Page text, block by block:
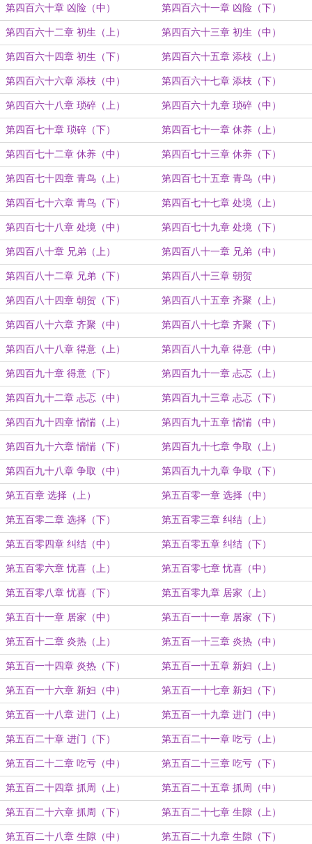
第四百六十章 凶险（中） 第四百六十一章 凶险（下）
第四百六十二章 初生（上） 第四百六十三章 初生（中）
第四百六十四章 初生（下） 第四百六十五章 添枝（上）
第四百六十六章 添枝（中） 第四百六十七章 添枝（下）
第四百六十八章 琐碎（上） 第四百六十九章 琐碎（中）
第四百七十章 琐碎（下） 第四百七十一章 休养（上）
第四百七十二章 休养（中） 第四百七十三章 休养（下）
第四百七十四章 青鸟（上） 第四百七十五章 青鸟（中）
第四百七十六章 青鸟（下） 第四百七十七章 处境（上）
第四百七十八章 处境（中） 第四百七十九章 处境（下）
第四百八十章 兄弟（上） 第四百八十一章 兄弟（中）
第四百八十二章 兄弟（下） 第四百八十三章 朝贺
第四百八十四章 朝贺（下） 第四百八十五章 齐聚（上）
第四百八十六章 齐聚（中） 第四百八十七章 齐聚（下）
第四百八十八章 得意（上） 第四百八十九章 得意（中）
第四百九十章 得意（下） 第四百九十一章 忐忑（上）
第四百九十二章 忐忑（中） 第四百九十三章 忐忑（下）
第四百九十四章 惴惴（上） 第四百九十五章 惴惴（中）
第四百九十六章 惴惴（下） 第四百九十七章 争取（上）
第四百九十八章 争取（中） 第四百九十九章 争取（下）
第五百章 选择（上） 第五百零一章 选择（中）
第五百零二章 选择（下） 第五百零三章 纠结（上）
第五百零四章 纠结（中） 第五百零五章 纠结（下）
第五百零六章 忧喜（上） 第五百零七章 忧喜（中）
第五百零八章 忧喜（下） 第五百零九章 居家（上）
第五百十一章 居家（中） 第五百一十一章 居家（下）
第五百十二章 炎热（上） 第五百一十三章 炎热（中）
第五百一十四章 炎热（下） 第五百一十五章 新妇（上）
第五百一十六章 新妇（中） 第五百一十七章 新妇（下）
第五百一十八章 进门（上） 第五百一十九章 进门（中）
第五百二十章 进门（下） 第五百二十一章 吃亏（上）
第五百二十二章 吃亏（中） 第五百二十三章 吃亏（下）
第五百二十四章 抓周（上） 第五百二十五章 抓周（中）
第五百二十六章 抓周（下） 第五百二十七章 生隙（上）
第五百二十八章 生隙（中） 第五百二十九章 生隙（下）